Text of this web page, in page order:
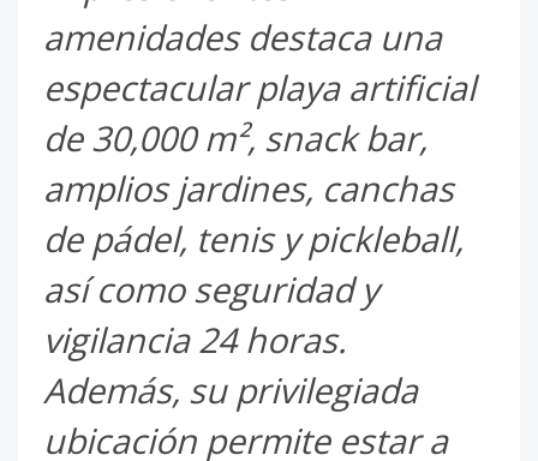
amenidades destaca una
espectacular playa artificial
de 30,000 m², snack bar,
amplios jardines, canchas
de pádel, tenis y pickleball,
así como seguridad y
vigilancia 24 horas.
Además, su privilegiada
ubicación permite estar a